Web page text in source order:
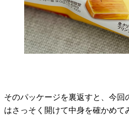
そのパッケージを裏返すと、今回
はさっそく開けて中身を確かめて